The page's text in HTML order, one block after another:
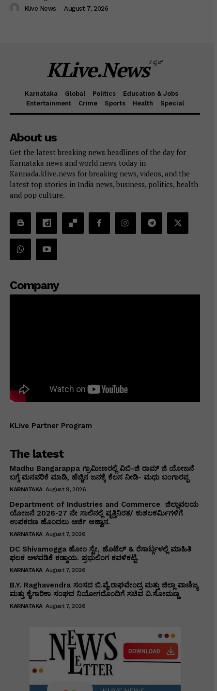
Klive News - August 7, 2026
KLive.Newsಕೆಲೈವ್
Karnataka Global Politics
Education & Jobs
Entertainment
Crime Sports Health Special
About us
Get the latest breaking news headlines of the day for
Karnataka news and world news today in
Kannada.klive.news for breaking news, videos, and the
latest top stories in India news, business, politics, health
and pop culture.
Company
KLive Partner Program
The latest
Madhu Bangarappa ಗ್ರಾಮೀಣರಲ್ಲಿ ವಿಬಿ-ಜಿ ರಾಮ್ ಜಿ ಯೋಜನೆ
ಬಗ್ಗೆ ಮನವರಿಕೆ ಮಾಡಿ, ಹೆಚ್ಚಿನ ಜನಕ್ಕೆ ಕೆಲಸ ನೀಡಿ- ಮಧು ಬಂಗಾರಪ್ಪ
KARNATAKA August 9, 2026
Department of Industries and Commerce ಜಿಲ್ಲಾವಲಯ
ಯೋಜನೆ 2026-27 ನೇ ಸಾಲಿನಲ್ಲಿ ವೃತ್ತಿನಿರತ/ ಕುಶಲಕರ್ಮಿಗಳಿಗೆ
ಉಪಕರಣ ಹೊಂದಲು ಅರ್ಜಿ ಆಹ್ವಾನ.
KARNATAKA August 7, 2026
DC Shivamogga ಹೋಂ ಸ್ಟೇ, ಹೊಟೆಲ್ & ರೆಸಾರ್ಟ್ಗಳಲ್ಲಿ ಮಾಹಿತಿ
ಫಲಕ ಅಳವಡಿಕೆ ಕಡ್ಡಾಯ. ಪ್ರಭುಲಿಂಗ ಕವಳಿಕಟ್ಟಿ.
KARNATAKA August 7, 2026
B.Y. Raghavendra ಸಂಸದ ಬಿ.ವೈ.ರಾಘವೇಂದ್ರ ಮತ್ತು ಜಿಲ್ಲಾ ವಾಣಿಜ್ಯ
ಮತ್ತು ಕೈಗಾರಿಕಾ ಸಂಘದ ನಿಯೋಗದೊಂದಿಗೆ ಸಚಿವ ವಿ‌.ಸೋಮಣ್ಣ
KARNATAKA August 7, 2026